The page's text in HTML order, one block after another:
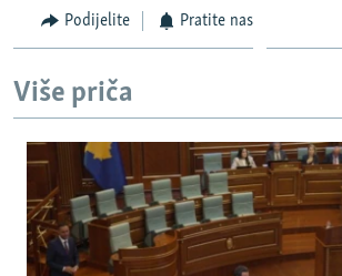
Podijelite Pratite nas
Više priča